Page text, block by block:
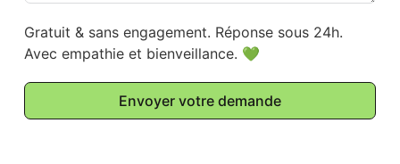
Gratuit & sans engagement. Réponse sous 24h.
Avec empathie et bienveillance. 💚
Envoyer votre demande